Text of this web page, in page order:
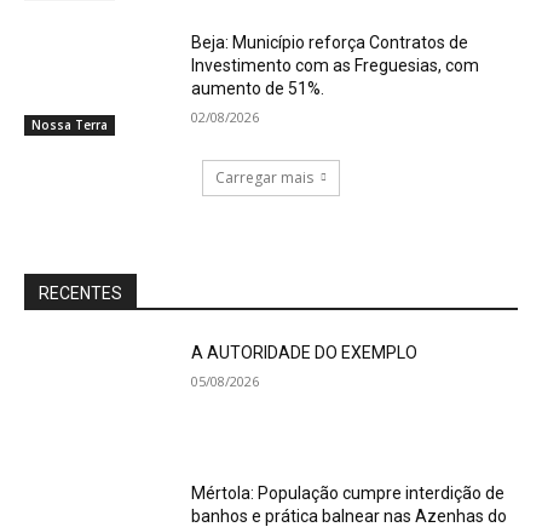
Nossa Terra
Beja: Município reforça Contratos de
Investimento com as Freguesias, com
aumento de 51%.
02/08/2026
Carregar mais
RECENTES
A AUTORIDADE DO EXEMPLO
05/08/2026
Mértola: População cumpre interdição de
banhos e prática balnear nas Azenhas do